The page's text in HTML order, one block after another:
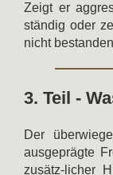
Zeigt er
ständig oder
nicht
3. Teil -
Der
ausgeprägte
zusätz-licher